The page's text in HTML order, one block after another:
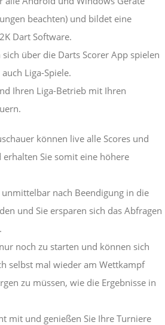
beachten) und bildet eine
Dart Software.
über die Darts Scorer App spielen
Liga-Spiele.
Ihren Liga-Betrieb mit Ihren
können live alle Scores und
erhalten Sie somit eine höhere
unmittelbar nach Beendigung in die
und Sie ersparen sich das Abfragen
noch zu starten und können sich
selbst mal wieder am Wettkampf
zu müssen, wie die Ergebnisse in
mit und genießen Sie Ihre Turniere